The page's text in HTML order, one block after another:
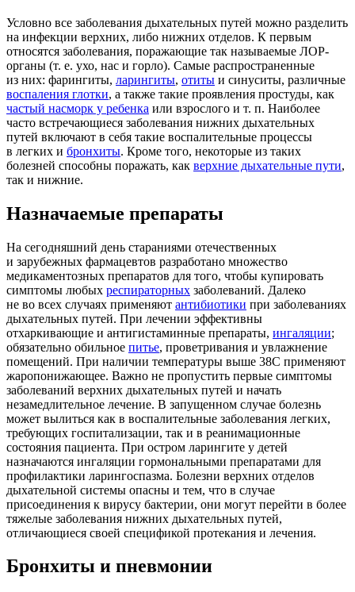
Условно все заболевания дыхательных путей можно разделить
на инфекции верхних, либо нижних отделов. К первым
относятся заболевания, поражающие так называемые ЛОР-
органы (т. е. ухо, нас и горло). Самые распространенные
из них: фарингиты, ларингиты, отиты и синуситы, различные
воспаления глотки, а также такие проявления простуды, как
частый насморк у ребенка или взрослого и т. п. Наиболее
часто встречающиеся заболевания нижних дыхательных
путей включают в себя такие воспалительные процессы
в легких и бронхиты. Кроме того, некоторые из таких
болезней способны поражать, как верхние дыхательные пути,
так и нижние.
Назначаемые препараты
На сегодняшний день стараниями отечественных
и зарубежных фармацевтов разработано множество
медикаментозных препаратов для того, чтобы купировать
симптомы любых респираторных заболеваний. Далеко
не во всех случаях применяют антибиотики при заболеваниях
дыхательных путей. При лечении эффективны
отхаркивающие и антигистаминные препараты, ингаляции;
обязательно обильное питье, проветривания и увлажнение
помещений. При наличии температуры выше 38С применяют
жаропонижающее. Важно не пропустить первые симптомы
заболеваний верхних дыхательных путей и начать
незамедлительное лечение. В запущенном случае болезнь
может вылиться как в воспалительные заболевания легких,
требующих госпитализации, так и в реанимационные
состояния пациента. При остром ларингите у детей
назначаются ингаляции гормональными препаратами для
профилактики ларингоспазма. Болезни верхних отделов
дыхательной системы опасны и тем, что в случае
присоединения к вирусу бактерии, они могут перейти в более
тяжелые заболевания нижних дыхательных путей,
отличающиеся своей спецификой протекания и лечения.
Бронхиты и пневмонии